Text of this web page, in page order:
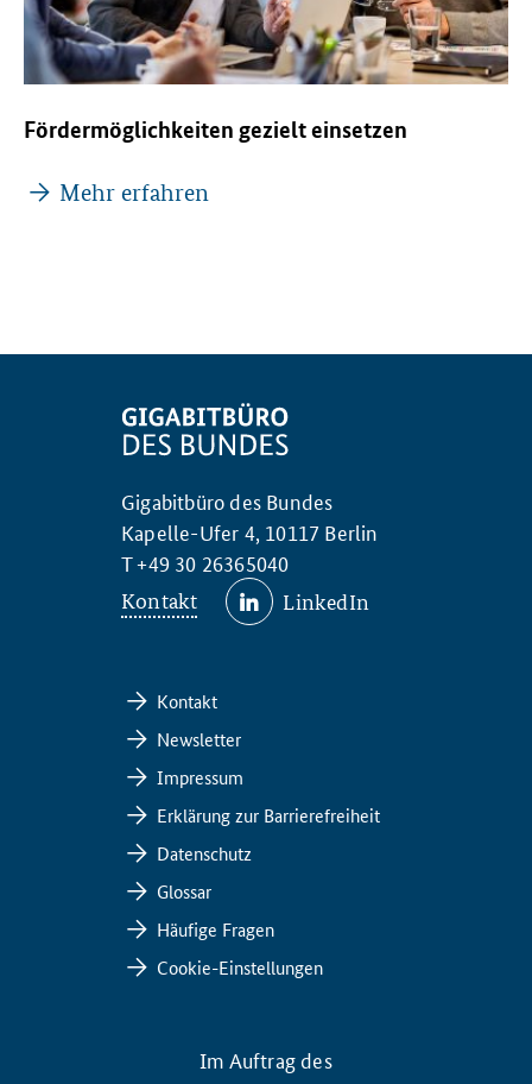
Fördermöglichkeiten gezielt einsetzen
Mehr erfahren
Gigabitbüro des Bundes
Kapelle-Ufer 4, 10117 Berlin
T +49 30 26365040
Kontakt LinkedIn
Kontakt
Newsletter
Impressum
Erklärung zur Barrierefreiheit
Datenschutz
Glossar
Häufige Fragen
Cookie-Einstellungen
Im Auftrag des